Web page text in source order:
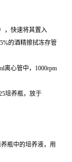
，快速将其置入
的酒精擦拭冻存管
离心管中，1000rpm
培养瓶，放于
瓶中的培养液，用